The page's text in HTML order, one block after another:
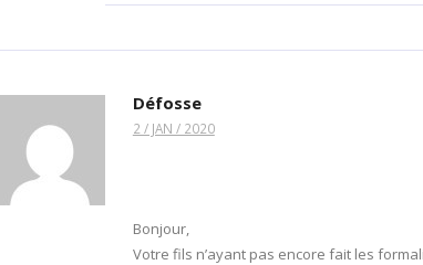
Défosse
2 / JAN / 2020
Bonjour,
Votre fils n’ayant pas encore fait les